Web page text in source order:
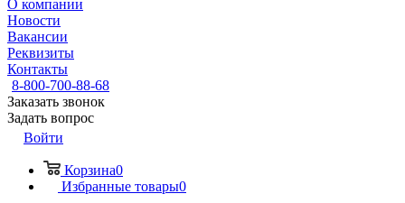
О компании
Новости
Вакансии
Реквизиты
Контакты
8-800-700-88-68
Заказать звонок
Задать вопрос
Войти
Корзина0
Избранные товары0